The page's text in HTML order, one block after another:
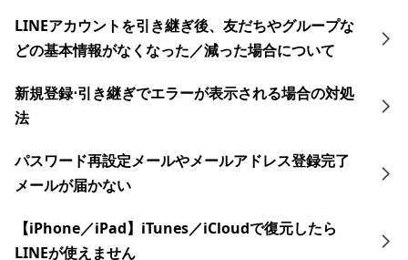
LINEアカウントを引き継ぎ後、友だちやグループな
どの基本情報がなくなった／減った場合について
新規登録⋅引き継ぎでエラーが表示される場合の対処
法
パスワード再設定メールやメールアドレス登録完了
メールが届かない
【iPhone／iPad】iTunes／iCloudで復元したら
LINEが使えません